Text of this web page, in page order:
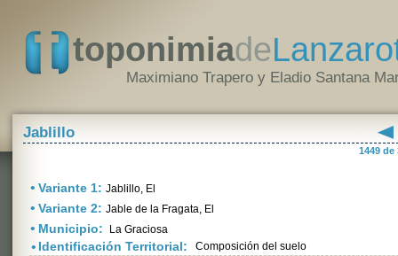
toponimiade
Maximiano Trapero y Eladio Santana
Jablillo
1449 de
• Variante 1: Jablillo, El
• Variante 2: Jable de la Fragata, El
• Municipio: La Graciosa
• Identificación Territorial: Composición del suelo